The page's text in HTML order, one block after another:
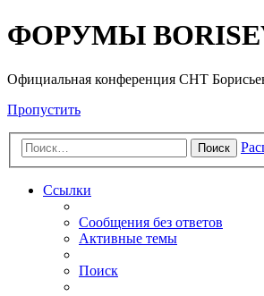
ФОРУМЫ
Официальная конференция СНТ
Пропустить
Поиск
Ссылки
Сообщения без ответов
Активные темы
Поиск